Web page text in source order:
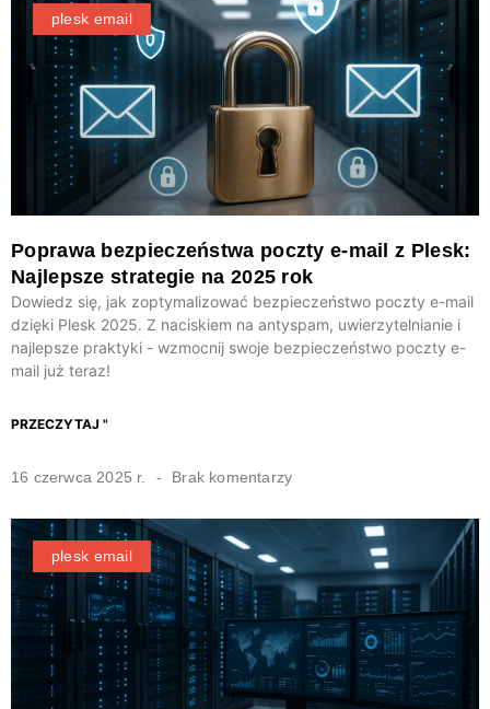
plesk email
Poprawa bezpieczeństwa poczty e-mail z Plesk:
Najlepsze strategie na 2025 rok
Dowiedz się, jak zoptymalizować bezpieczeństwo poczty e-mail
dzięki Plesk 2025. Z naciskiem na antyspam, uwierzytelnianie i
najlepsze praktyki - wzmocnij swoje bezpieczeństwo poczty e-
mail już teraz!
PRZECZYTAJ "
16 czerwca 2025 r. Brak komentarzy
plesk email